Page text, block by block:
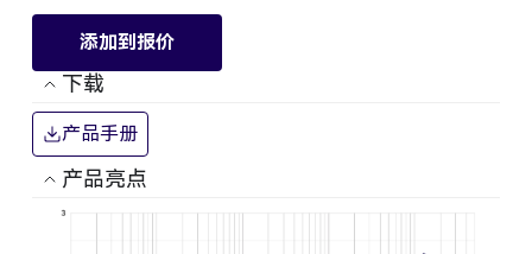
添加到报价
下载
产品手册
产品亮点